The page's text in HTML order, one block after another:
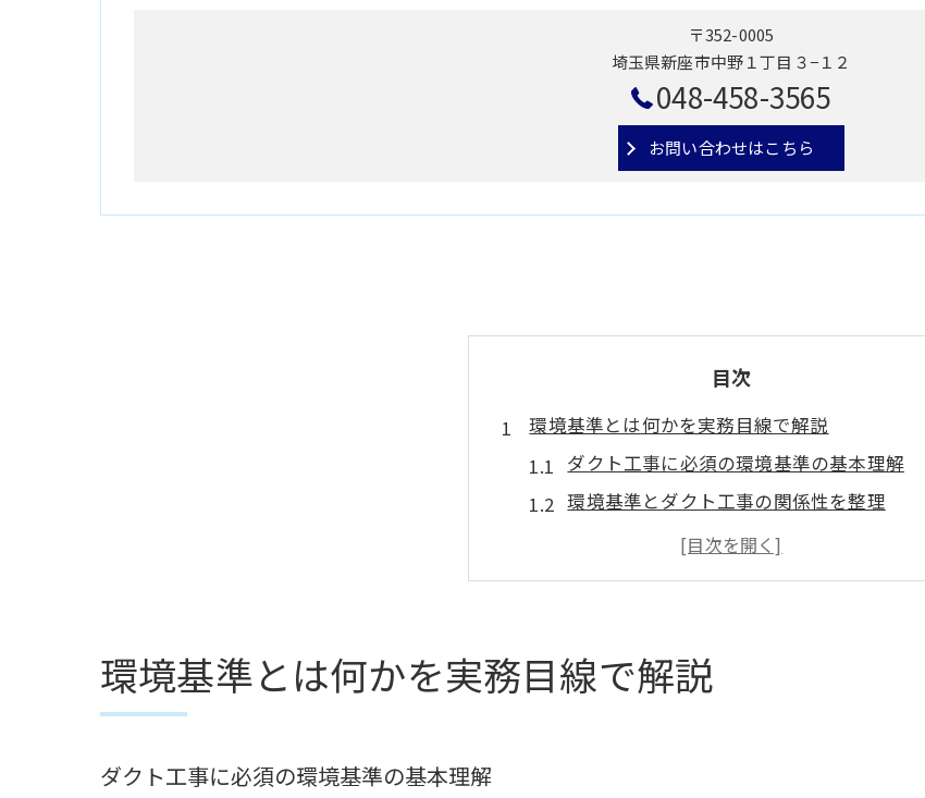
〒352-0005
埼玉県新座市中野１丁目３−１２
048-458-3565
お問い合わせはこちら
目次
環境基準とは何かを実務目線で解説
ダクト工事に必須の環境基準の基本理解
環境基準とダクト工事の関係性を整理
環境基本法とダクト工事の現場への影響
環境基準の決め方とダクト工事への応用例
ダクト工事に必要な環境基準の知識
ダクト工事で押さえたい環境基準一覧
環境基準とは何かを実務目線で解説
ダクト工事に必須の環境基準の基本理解